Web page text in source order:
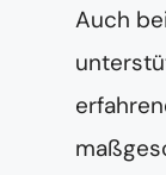
Auch